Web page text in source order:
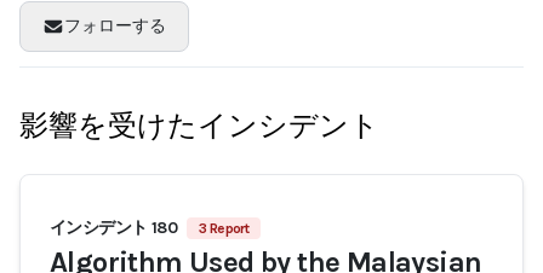
フォローする
影響を受けたインシデント
インシデント 180 3 Report
Algorithm Used by the Malaysian